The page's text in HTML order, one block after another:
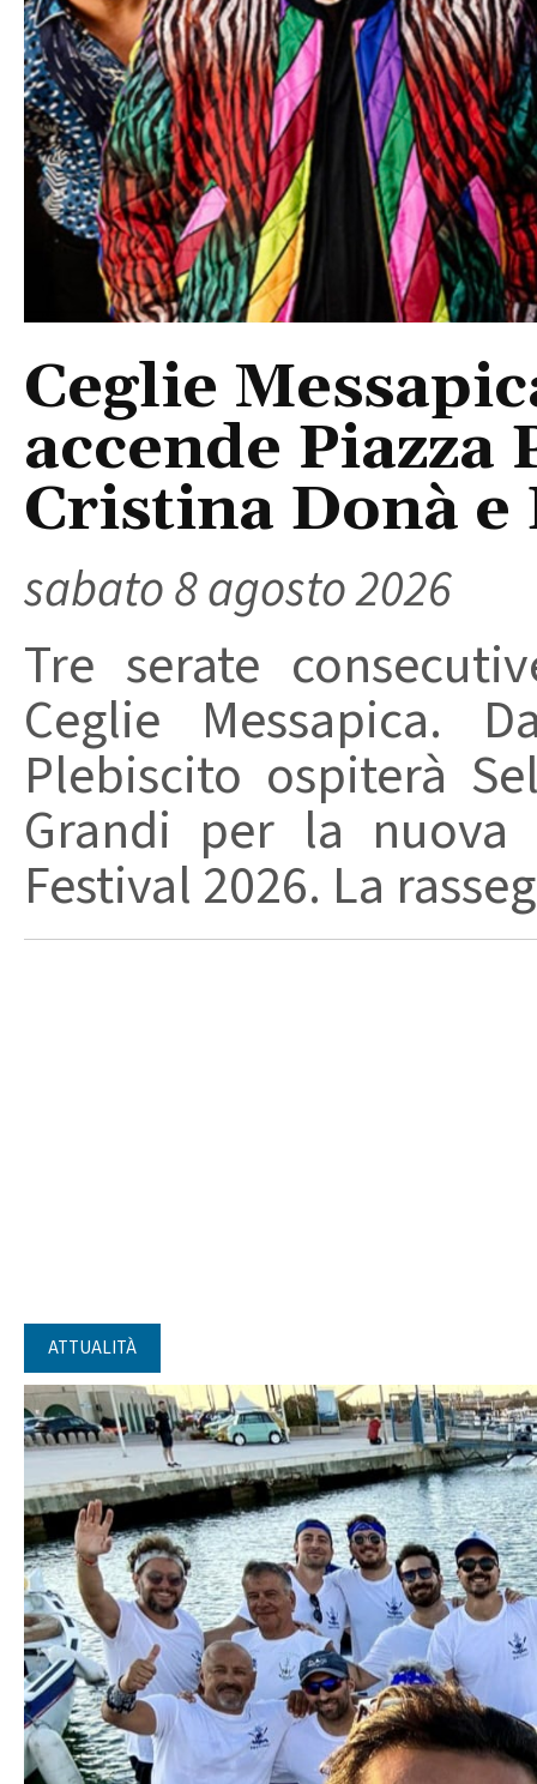
Ceglie
accende
Cristina Donà
sabato 8 agosto 2026
Tre serate
Ceglie Messapica.
Plebiscito ospiterà
Grandi per la
Festival 2026. La
ATTUALITÀ